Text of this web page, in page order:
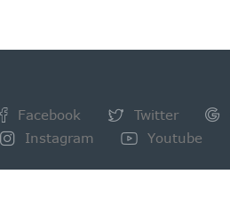
Facebook Twitter
Instagram
Youtube